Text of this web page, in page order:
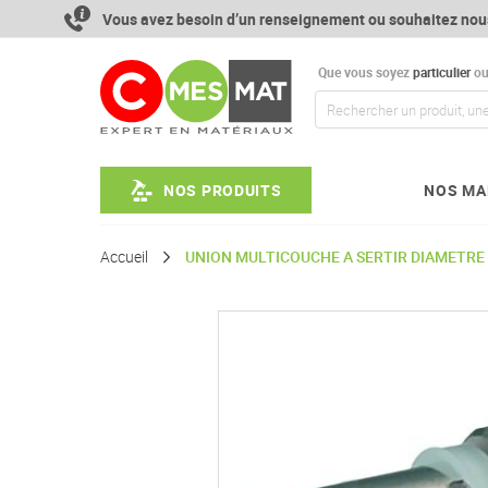
contenu
Vous avez besoin d’un renseignement ou souhaitez
Que vous soyezparticulierou
NOS PRODUITS NOS
Accueil UNION MULTICOUCHE A SERTIR